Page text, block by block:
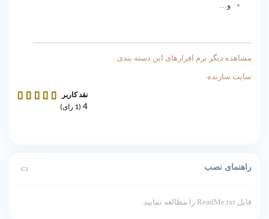
و…
مشاهده دیگر نرم افزارهای این دسته بندی
سایت سازنده
نقد کاربر
4
(
1 رای)
راهنمای نصب
فایل ReadMe.txt را مطالعه نمایید.